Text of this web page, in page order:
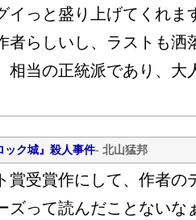
イっと盛り上げてくれま
者らしいし、ラストも洒
相当の正統派であり、大
ック城』殺人事件- 北山猛邦
受賞作にして、作者の
ズって読んだことない